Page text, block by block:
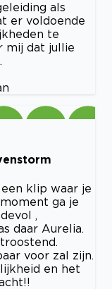
als
er voldoende
te
mij dat jullie
klip waar je
ga je
,
daar Aurelia.
voor zal zijn.
en het